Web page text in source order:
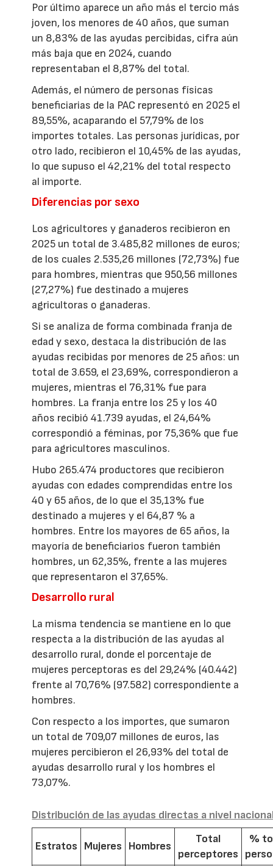
Por último aparece un año más el tercio más
joven, los menores de 40 años, que suman
un 8,83% de las ayudas percibidas, cifra aún
más baja que en 2024, cuando
representaban el 8,87% del total.
Además, el número de personas físicas
beneficiarias de la PAC representó en 2025 el
89,55%, acaparando el 57,79% de los
importes totales. Las personas jurídicas, por
otro lado, recibieron el 10,45% de las ayudas,
lo que supuso el 42,21% del total respecto
al importe.
Diferencias por sexo
Los agricultores y ganaderos recibieron en
2025 un total de 3.485,82 millones de euros;
de los cuales 2.535,26 millones (72,73%) fue
para hombres, mientras que 950,56 millones
(27,27%) fue destinado a mujeres
agricultoras o ganaderas.
Si se analiza de forma combinada franja de
edad y sexo, destaca la distribución de las
ayudas recibidas por menores de 25 años: un
total de 3.659, el 23,69%, correspondieron a
mujeres, mientras el 76,31% fue para
hombres. La franja entre los 25 y los 40
años recibió 41.739 ayudas, el 24,64%
correspondió a féminas, por 75,36% que fue
para agricultores masculinos.
Hubo 265.474 productores que recibieron
ayudas con edades comprendidas entre los
40 y 65 años, de lo que el 35,13% fue
destinado a mujeres y el 64,87 % a
hombres. Entre los mayores de 65 años, la
mayoría de beneficiarios fueron también
hombres, un 62,35%, frente a las mujeres
que representaron el 37,65%.
Desarrollo rural
La misma tendencia se mantiene en lo que
respecta a la distribución de las ayudas al
desarrollo rural, donde el porcentaje de
mujeres perceptoras es del 29,24% (40.442)
frente al 70,76% (97.582) correspondiente a
hombres.
Con respecto a los importes, que sumaron
un total de 709,07 millones de euros, las
mujeres percibieron el 26,93% del total de
ayudas desarrollo rural y los hombres el
73,07%.
Distribución de las ayudas directas a nivel
Estratos Mujeres Hombres
Total
perceptores
%